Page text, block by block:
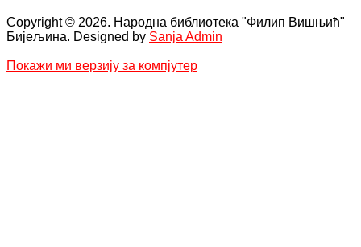
Copyright © 2026. Народна библиотека "Филип Вишњић"
Бијељина. Designed by Sanja Admin
Покажи ми верзију за компјутер